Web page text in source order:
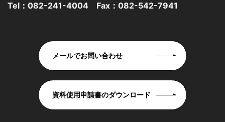
Tel： 082-241-4004 Fax：082-542-7941
メールでお問い合わせ
資料使用申請書のダウンロード